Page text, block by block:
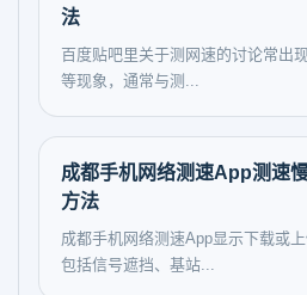
法
百度贴吧里关于测网速的讨论常出
等现象，通常与测...
成都手机网络测速App测速
方法
成都手机网络测速App显示下载或
包括信号遮挡、基站...